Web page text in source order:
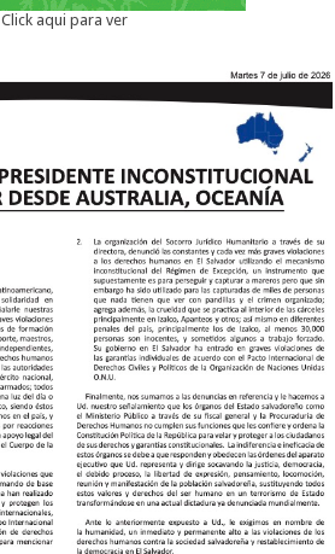
Click aqui para ver